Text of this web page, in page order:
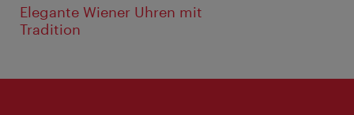
Elegante Wiener Uhren mit
Tradition